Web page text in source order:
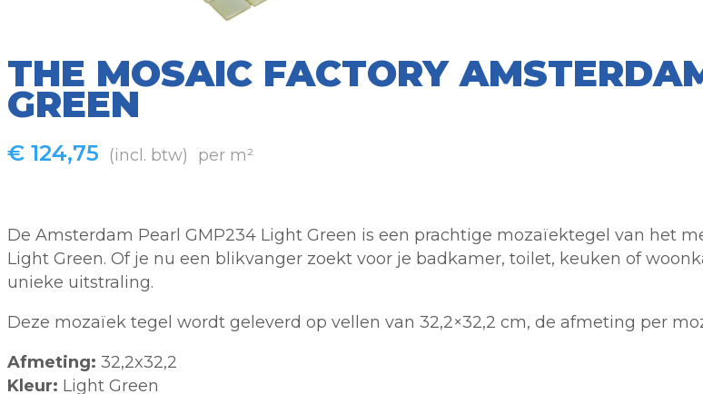
THE MOSAIC FACTORY
GREEN
€ 124,75 (incl. btw) per m²
De Amsterdam Pearl GMP234 Light Green is een prachtige mozaïektegel van het
Light Green. Of je nu een blikvanger zoekt voor je badkamer, toilet, keuken of
unieke uitstraling.
Deze mozaïek tegel wordt geleverd op vellen van 32,2×32,2 cm, de afmeting per
Afmeting: 32,2x32,2
Kleur: Light Green